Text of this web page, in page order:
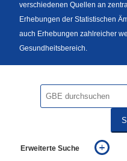
verschiedenen Quellen an
Erhebungen der Statistischen
auch Erhebungen zahlreicher
Gesundheitsbereich.
Erweiterte Suche